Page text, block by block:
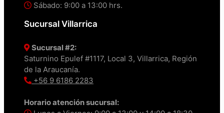
Sábado: 9:00 a 13:00 hrs.
Sucursal Villarrica
Sucursal #2:
Saturnino Epulef #1117, Local 3, Villarrica, Región
de la Araucanía.
+56 9 6186 2283
Horario atención sucursal: